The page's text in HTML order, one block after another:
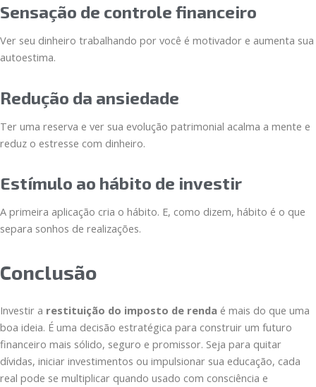
Sensação de controle financeiro
Ver seu dinheiro trabalhando por você é motivador e aumenta sua
autoestima.
Redução da ansiedade
Ter uma reserva e ver sua evolução patrimonial acalma a mente e
reduz o estresse com dinheiro.
Estímulo ao hábito de investir
A primeira aplicação cria o hábito. E, como dizem, hábito é o que
separa sonhos de realizações.
Conclusão
Investir a restituição do imposto de renda é mais do que uma
boa ideia. É uma decisão estratégica para construir um futuro
financeiro mais sólido, seguro e promissor. Seja para quitar
dívidas, iniciar investimentos ou impulsionar sua educação, cada
real pode se multiplicar quando usado com consciência e